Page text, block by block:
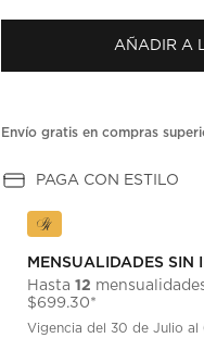
AÑADIR A
Envío gratis en compras
PAGA CON ESTILO
MENSUALIDADES SIN
Hasta12
$699.30*
Vigencia del 30 de Julio al